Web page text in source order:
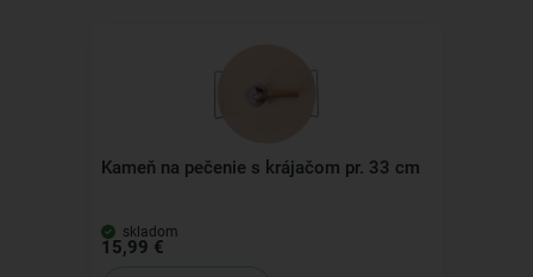
Kameň na pečenie s krájačom pr. 33 cm
skladom
15,99 €